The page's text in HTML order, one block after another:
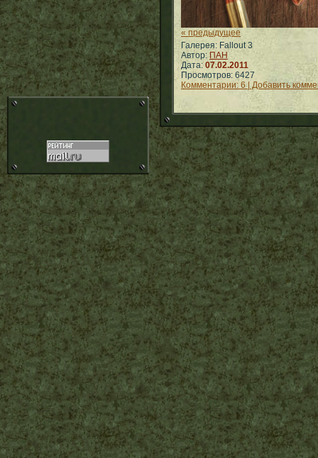
« предыдущее
Галерея: Fallout 3
Автор:ПАН
Дата:07.02.2011
Просмотров: 6427
Комментарии: 6 | Добавить